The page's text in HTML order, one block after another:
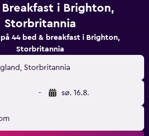
Breakfast i Brighton,
Storbritannia
44 bed & breakfast i Brighton,
Storbritannia
Storbritannia
- sø. 16.8.